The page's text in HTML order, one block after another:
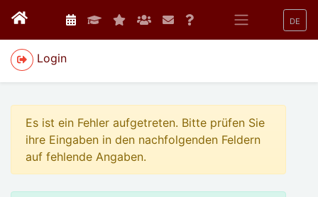
DE
Login
Es ist ein Fehler aufgetreten. Bitte prüfen Sie
ihre Eingaben in den nachfolgenden Feldern
auf fehlende Angaben.